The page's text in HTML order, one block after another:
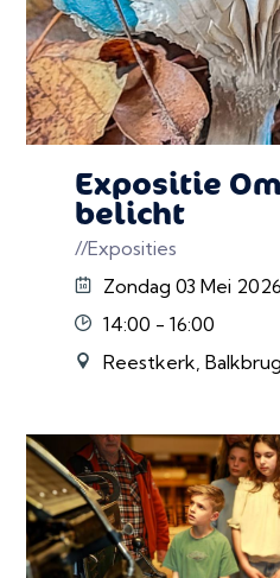
Expositie
belicht
//Exposities
Zondag 03 Mei
14:00 - 16:00
Reestkerk, Balkbrug